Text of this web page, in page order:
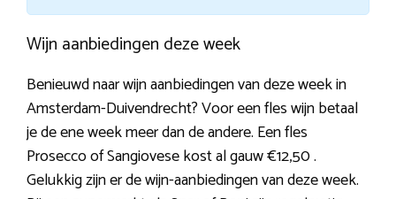
Wijn aanbiedingen deze week
Benieuwd naar wijn aanbiedingen van deze week in
Amsterdam-Duivendrecht? Voor een fles wijn betaal
je de ene week meer dan de andere. Een fles
Prosecco of Sangiovese kost al gauw €12,50 .
Gelukkig zijn er de wijn-aanbiedingen van deze week.